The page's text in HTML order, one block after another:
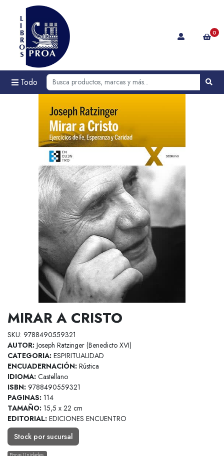
Todo
0
MIRAR A CRISTO
SKU: 9788490559321
AUTOR: Joseph Ratzinger (Benedicto XVI)
CATEGORIA: ESPIRITUALIDAD
ENCUADERNACIÓN: Rústica
IDIOMA: Castellano
ISBN: 9788490559321
PAGINAS: 114
TAMAÑO: 15,5 x 22 cm
EDITORIAL: EDICIONES ENCUENTRO
Stock por sucursal